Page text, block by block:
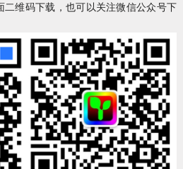
二维码下载，也可以关注微信公众号下